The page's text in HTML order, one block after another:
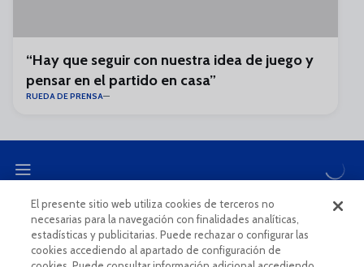
“Hay que seguir con nuestra idea de juego y
pensar en el partido en casa”
RUEDA DE PRENSA
CANAL ÉTICO
El presente sitio web utiliza cookies de terceros no
necesarias para la navegación con finalidades analíticas,
estadísticas y publicitarias. Puede rechazar o configurar las
cookies accediendo al apartado de configuración de